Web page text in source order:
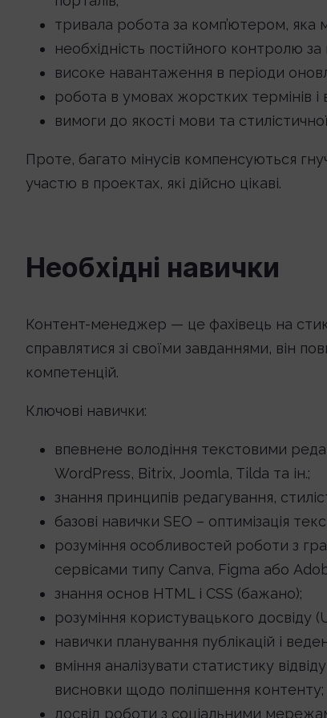
тривала робота за комп’ютером, яка
необхідність постійного контролю
високе навантаження в періоди
робота в умовах жорстких термінів і
вимоги до якості мови та
Проте, багато мінусів компенсуються
участю в проектах, які дійсно цікаві.
Необхідні навички
Контент-менеджер — це фахівець на
справлятися зі своїми завданнями, він
компетенцій.
Ключові навички:
впевнене володіння текстовими
WordPress, Bitrix, Joomla, Tilda та ін.;
знання принципів редагування,
базові навички SEO – оптимізація
розуміння особливостей роботи з
сервісами типу Canva, Figma або
знання основ HTML і CSS (бажано);
розуміння користувацького досвіду
навички планування публікацій і
вміння аналізувати статистику
висновки щодо поліпшення контенту;
досвід роботи з соціальними